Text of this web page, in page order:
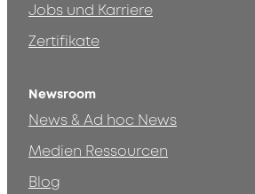
Jobs und Karriere
Zertifikate
Newsroom
News & Ad hoc News
Medien Ressourcen
Blog